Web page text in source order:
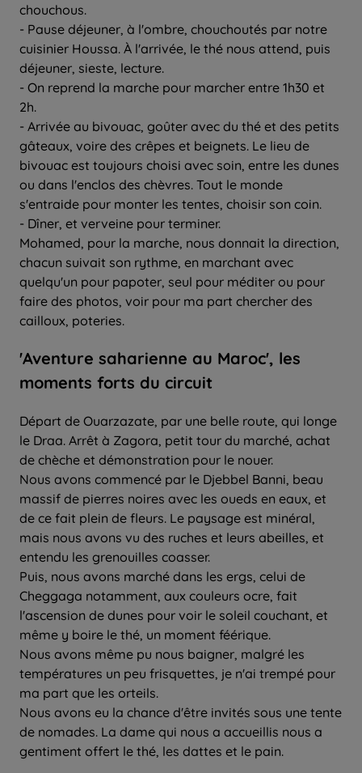
chouchous.
- Pause déjeuner, à l'ombre, chouchoutés par notre
cuisinier Houssa. À l'arrivée, le thé nous attend, puis
déjeuner, sieste, lecture.
- On reprend la marche pour marcher entre 1h30 et
2h.
- Arrivée au bivouac, goûter avec du thé et des petits
gâteaux, voire des crêpes et beignets. Le lieu de
bivouac est toujours choisi avec soin, entre les dunes
ou dans l'enclos des chèvres. Tout le monde
s'entraide pour monter les tentes, choisir son coin.
- Dîner, et verveine pour terminer.
Mohamed, pour la marche, nous donnait la direction,
chacun suivait son rythme, en marchant avec
quelqu'un pour papoter, seul pour méditer ou pour
faire des photos, voir pour ma part chercher des
cailloux, poteries.
'Aventure saharienne au Maroc', les
moments forts du circuit
Départ de Ouarzazate, par une belle route, qui longe
le Draa. Arrêt à Zagora, petit tour du marché, achat
de chèche et démonstration pour le nouer.
Nous avons commencé par le Djebbel Banni, beau
massif de pierres noires avec les oueds en eaux, et
de ce fait plein de fleurs. Le paysage est minéral,
mais nous avons vu des ruches et leurs abeilles, et
entendu les grenouilles coasser.
Puis, nous avons marché dans les ergs, celui de
Cheggaga notamment, aux couleurs ocre, fait
l'ascension de dunes pour voir le soleil couchant, et
même y boire le thé, un moment féérique.
Nous avons même pu nous baigner, malgré les
températures un peu frisquettes, je n'ai trempé pour
ma part que les orteils.
Nous avons eu la chance d'être invités sous une tente
de nomades. La dame qui nous a accueillis nous a
gentiment offert le thé, les dattes et le pain.